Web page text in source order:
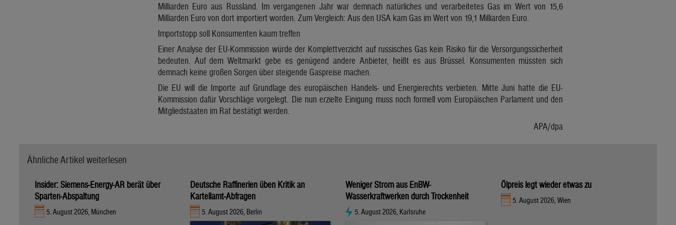
Milliarden Euro aus Russland. Im vergangenen Jahr war demnach natürliches und verarbeitetes Gas im Wert von 15,6
Milliarden Euro von dort importiert worden. Zum Vergleich: Aus den USA kam Gas im Wert von 19,1 Milliarden Euro.
Importstopp soll Konsumenten kaum treffen
Einer Analyse der EU-Kommission würde der Komplettverzicht auf russisches Gas kein Risiko für die Versorgungssicherheit
bedeuten. Auf dem Weltmarkt gebe es genügend andere Anbieter, heißt es aus Brüssel. Konsumenten müssten sich
demnach keine großen Sorgen über steigende Gaspreise machen.
Die EU will die Importe auf Grundlage des europäischen Handels- und Energierechts verbieten. Mitte Juni hatte die EU-
Kommission dafür Vorschläge vorgelegt. Die nun erzielte Einigung muss noch formell vom Europäischen Parlament und den
Mitgliedstaaten im Rat bestätigt werden.
APA/dpa
Ähnliche Artikel weiterlesen
Insider: Siemens-Energy-AR berät über
Sparten-Abspaltung
5. August 2026, München
Deutsche Raffinerien üben Kritik an
Kartellamt-Abfragen
5. August 2026, Berlin
Weniger Strom aus EnBW-
Wasserkraftwerken durch Trockenheit
5. August 2026, Karlsruhe
Ölpreis legt wieder etwas zu
5. August 2026, Wien